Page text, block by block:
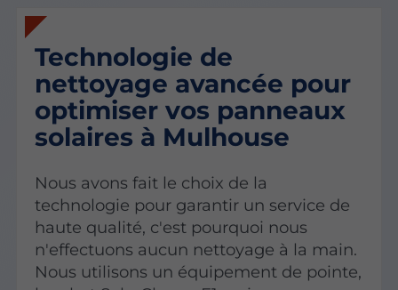
Technologie de
nettoyage avancée pour
optimiser vos panneaux
solaires à Mulhouse
Nous avons fait le choix de la
technologie pour garantir un service de
haute qualité, c'est pourquoi nous
n'effectuons aucun nettoyage à la main.
Nous utilisons un équipement de pointe,